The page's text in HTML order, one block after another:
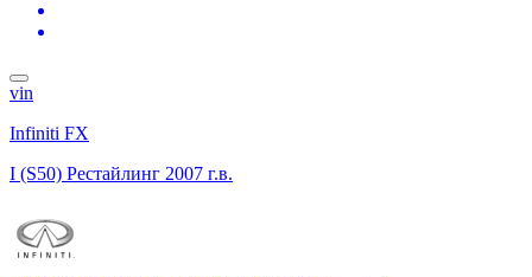
vin
Infiniti FX
I (S50) Рестайлинг 2007 г.в.